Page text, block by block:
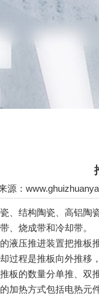
源：
结构陶瓷、高铝陶
、烧成带和冷却带。
压推进装置把推板
程是推板向外推移
的数量分单推、双
热方式包括电热元